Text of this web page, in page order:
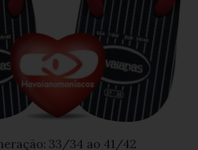
33/34 ao 41/42